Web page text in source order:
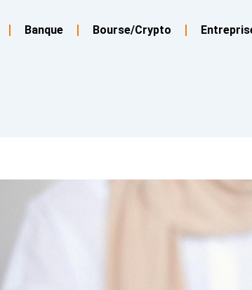
Banque Bourse/Crypto